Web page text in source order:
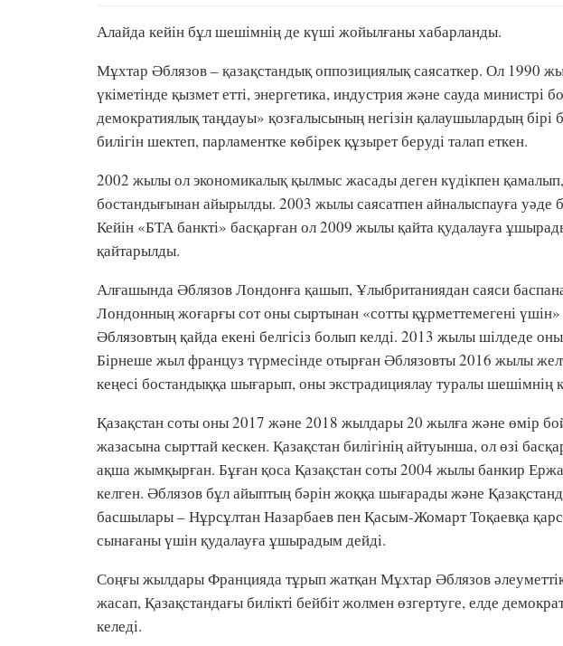
Алайда кейін бұл шешімнің де күші жойылғаны хабарланды.
Мұхтар Әблязов – қазақстандық оппозициялық саясаткер. Ол 1990
үкіметінде қызмет етті, энергетика, индустрия және сауда
демократиялық таңдауы» қозғалысының негізін қалаушылардың бірі
билігін шектеп, парламентке көбірек құзырет беруді талап еткен.
2002 жылы ол экономикалық қылмыс жасады деген күдікпен
бостандығынан айырылды. 2003 жылы саясатпен айналыспауға
Кейін «БТА банкті» басқарған ол 2009 жылы қайта қудалауға
қайтарылды.
Алғашында Әблязов Лондонға қашып, Ұлыбританиядан саяси
Лондонның жоғарғы сот оны сыртынан «сотты құрметтемегені үшін»
Әблязовтың қайда екені белгісіз болып келді. 2013 жылы шілдеде
Бірнеше жыл француз түрмесінде отырған Әблязовты 2016 жылы
кеңесі бостандыққа шығарып, оны экстрадициялау туралы шешімнің
Қазақстан соты оны 2017 және 2018 жылдары 20 жылға және өмір
жазасына сырттай кескен. Қазақстан билігінің айтуынша, ол өзі
ақша жымқырған. Бұған қоса Қазақстан соты 2004 жылы банкир
келген. Әблязов бұл айыптың бәрін жоққа шығарады және
басшылары – Нұрсұлтан Назарбаев пен Қасым-Жомарт Тоқаевқа
сынағаны үшін қудалауға ұшырадым дейді.
Соңғы жылдары Францияда тұрып жатқан Мұхтар Әблязов
жасап, Қазақстандағы билікті бейбіт жолмен өзгертуге, елде
келеді.